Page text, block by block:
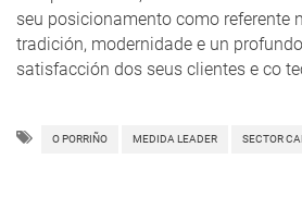
seu posicionamento como referente
tradición, modernidade e un
satisfacción dos seus clientes e co
O PORRIÑO MEDIDA LEADER SECTOR